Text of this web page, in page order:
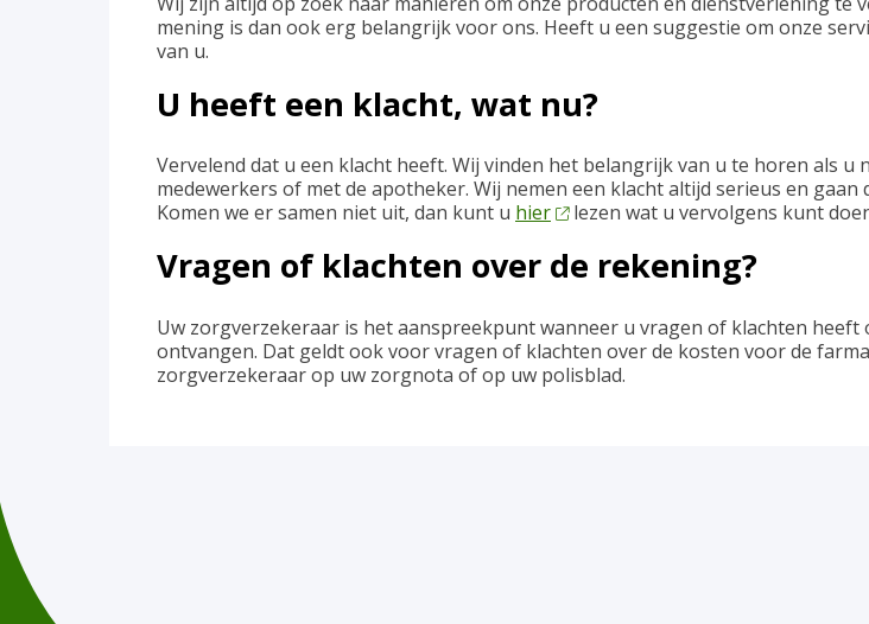
mening is dan ook erg belangrijk voor ons. Heeft u een suggestie om onze
van u.
U heeft een klacht, wat nu?
Vervelend dat u een klacht heeft. Wij vinden het belangrijk van u te horen als
medewerkers of met de apotheker. Wij nemen een klacht altijd serieus en
Komen we er samen niet uit, dan kunt u hier lezen wat u vervolgens kunt
Vragen of klachten over de rekening?
Uw zorgverzekeraar is het aanspreekpunt wanneer u vragen of klachten
ontvangen. Dat geldt ook voor vragen of klachten over de kosten voor de
zorgverzekeraar op uw zorgnota of op uw polisblad.